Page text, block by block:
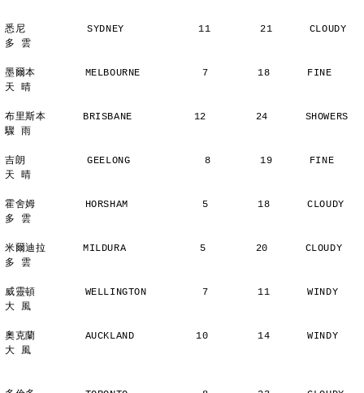
悉尼          SYDNEY            11        21      CLOUDY
多 雲
墨爾本        MELBOURNE          7        18      FINE
天 晴
布里斯本      BRISBANE          12        24      SHOWERS
驟 雨
吉朗          GEELONG            8        19      FINE
天 晴
霍舍姆        HORSHAM            5        18      CLOUDY
多 雲
米爾迪拉      MILDURA            5        20      CLOUDY
多 雲
威靈頓        WELLINGTON         7        11      WINDY
大 風
奧克蘭        AUCKLAND          10        14      WINDY
大 風